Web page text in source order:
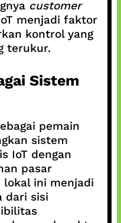
customer
menjadi faktor
kontrol yang
terukur.
Sistem
pemain
sistem
IoT dengan
pasar
lokal ini menjadi
dari sisi